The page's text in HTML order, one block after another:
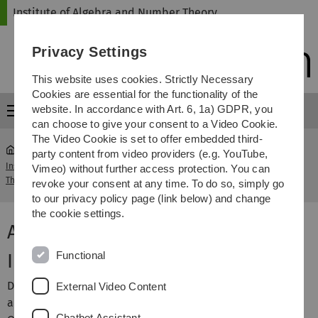
Skip
Skip
Skip
Skip
Institute of Algebra and Number Theory
Menu
Institute of Algebra and Number
Theory
...
Algebraische
Geometrie
Algebraische Geometrie
Inhalt und Zielsetzung
Die Algebraische Geometrieist ein zentrales und sehr
aktives Teilgebiet der Mathematik, mit vielen
Privacy Settings
This website uses cookies. Strictly Necessary
Cookies are essential for the functionality of the
website. In accordance with Art. 6, 1a) GDPR, you
can choose to give your consent to a Video Cookie.
The Video Cookie is set to offer embedded third-
party content from video providers (e.g. YouTube,
Vimeo) without further access protection. You can
revoke your consent at any time. To do so, simply go
to our privacy policy page (link below) and change
the cookie settings.
Functional
External Video Content